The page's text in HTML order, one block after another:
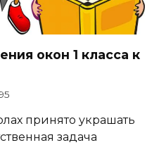
окон 1 класса к
принято украшать
задача